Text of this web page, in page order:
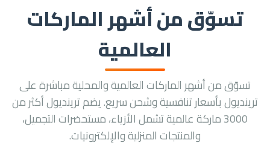
تسوّق من أشهر الماركات
العالمية
تسوّق من أشهر الماركات العالمية والمحلية مباشرة على
ترينديول بأسعار تنافسية وشحن سريع. يضم ترينديول أكثر من
3000 ماركة عالمية تشمل الأزياء، مستحضرات التجميل،
والمنتجات المنزلية والإلكترونيات.